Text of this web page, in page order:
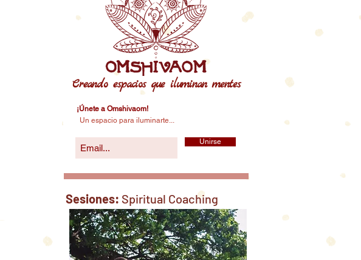
Creando espacios que iluminan mentes
¡Únete a Omshivaom!
Un espacio para iluminarte...
Unirse
Sesiones: Spiritual Coaching